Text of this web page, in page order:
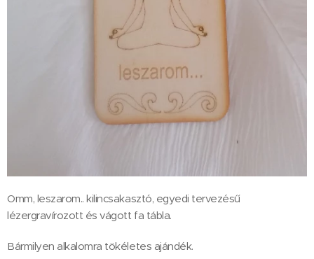
Omm, leszarom.. kilincsakasztó, egyedi tervezésű
lézergravírozott és vágott fa tábla.
Bármilyen alkalomra tökéletes ajándék.